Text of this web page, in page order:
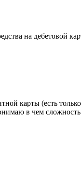
на дебетовой
карты (есть
в чем сложность